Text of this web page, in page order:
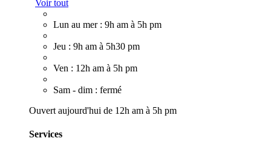
Voir tout
Lun au mer : 9h am à 5h pm
Jeu : 9h am à 5h30 pm
Ven : 12h am à 5h pm
Sam - dim : fermé
Ouvert aujourd'hui de 12h am à 5h pm
Services